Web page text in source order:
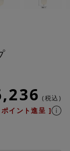
税込
ポイント進呈 ]